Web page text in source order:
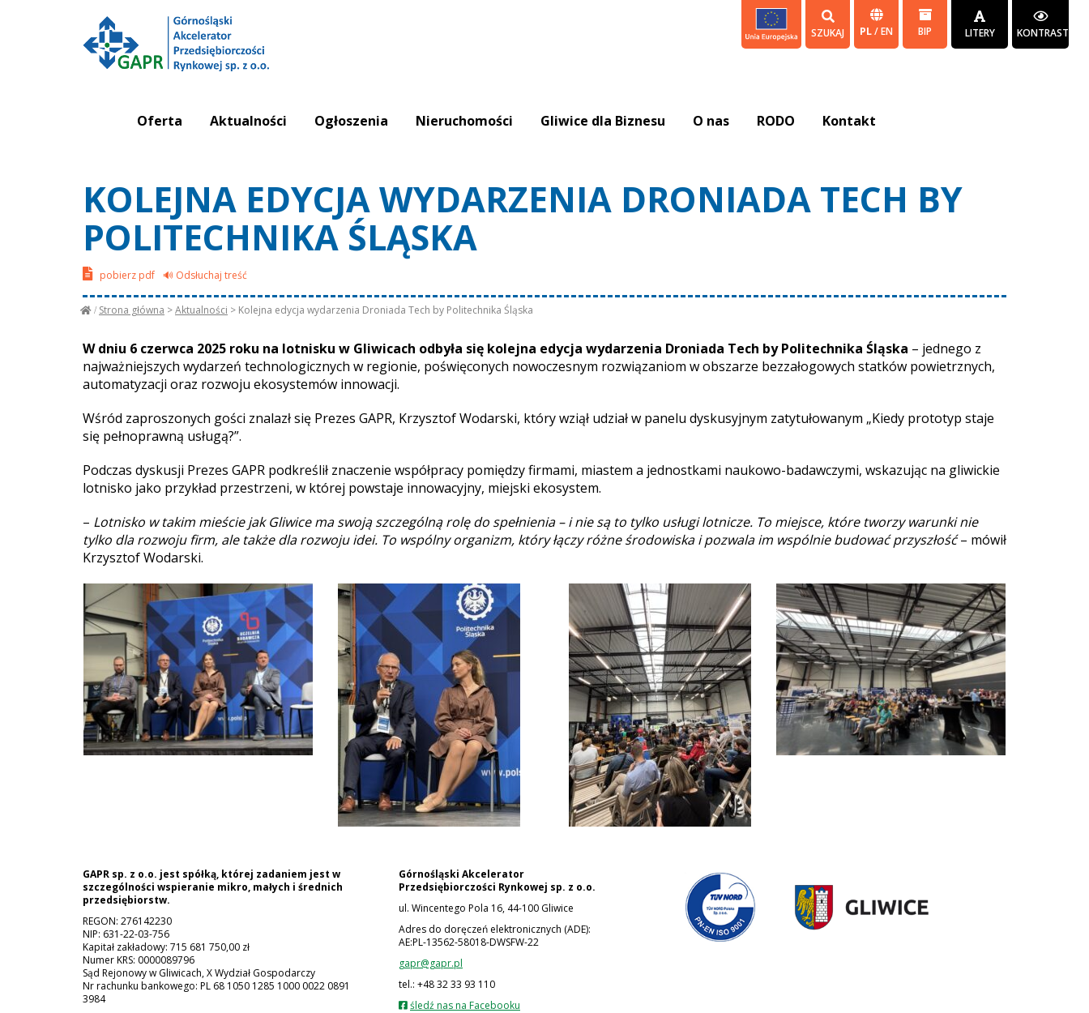
Oferta Aktualności Ogłoszenia Nieruchomości Gliwice dla Biznesu O nas RODO Kontakt
SZUKAJ PL/EN BIP LITERY KONTRAST
KOLEJNA EDYCJA WYDARZENIA DRONIADA TECH BY
POLITECHNIKA ŚLĄSKA
pobierz pdf 🔊 Odsłuchaj treść
Strona główna >Aktualności > Kolejna edycja wydarzenia Droniada Tech by Politechnika Śląska
W dniu 6 czerwca 2025 roku na lotnisku w Gliwicach odbyła się kolejna edycja wydarzenia Droniada Tech by Politechnika Śląska – jednego z
najważniejszych wydarzeń technologicznych w regionie, poświęconych nowoczesnym rozwiązaniom w obszarze bezzałogowych statków powietrznych,
automatyzacji oraz rozwoju ekosystemów innowacji.
Wśród zaproszonych gości znalazł się Prezes GAPR, Krzysztof Wodarski, który wziął udział w panelu dyskusyjnym zatytułowanym „Kiedy prototyp staje
się pełnoprawną usługą?”.
Podczas dyskusji Prezes GAPR podkreślił znaczenie współpracy pomiędzy firmami, miastem a jednostkami naukowo-badawczymi, wskazując na gliwickie
lotnisko jako przykład przestrzeni, w której powstaje innowacyjny, miejski ekosystem.
– Lotnisko w takim mieście jak Gliwice ma swoją szczególną rolę do spełnienia – i nie są to tylko usługi lotnicze. To miejsce, które tworzy warunki nie
tylko dla rozwoju firm, ale także dla rozwoju idei. To wspólny organizm, który łączy różne środowiska i pozwala im wspólnie budować przyszłość– mówił
Krzysztof Wodarski.
GAPR sp. z o.o. jest spółką, której zadaniem jest w
szczególności wspieranie mikro, małych i średnich
przedsiębiorstw.
REGON: 276142230
NIP: 631-22-03-756
Kapitał zakładowy: 715 681 750,00 zł
Numer KRS: 0000089796
Sąd Rejonowy w Gliwicach, X Wydział Gospodarczy
Nr rachunku bankowego: PL 68 1050 1285 1000 0022 0891
3984
Górnośląski Akcelerator
Przedsiębiorczości Rynkowej sp. z o.o.
ul. Wincentego Pola 16, 44-100 Gliwice
Adres do doręczeń elektronicznych (ADE):
AE:PL-13562-58018-DWSFW-22
gapr@gapr.pl
tel.: +48 32 33 93 110
śledź nas na Facebooku